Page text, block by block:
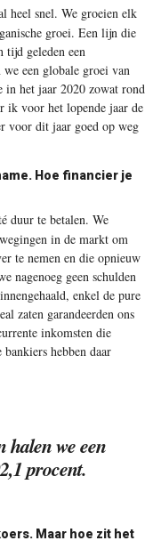
heel snel. We groeien elk
groei. Een lijn die
tijd geleden een
een globale groei van
in het jaar 2020 zowat rond
ik voor het lopende jaar de
voor dit jaar goed op weg
Hoe financier je
duur te betalen. We
in de markt om
te nemen en die opnieuw
nagenoeg geen schulden
enkel de pure
zaten garandeerden ons
inkomsten die
hebben daar
halen we een
procent.
Maar hoe zit het